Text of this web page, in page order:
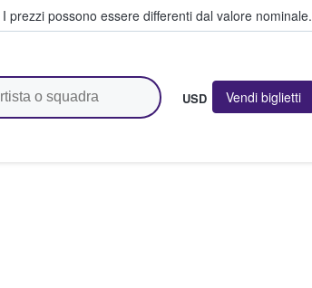
I prezzi possono essere differenti dal valore nominale.
USD Vendi biglietti